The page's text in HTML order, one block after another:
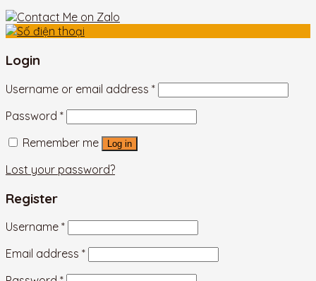
Login
Username or email address *
Password *
Remember me
Log in
Lost your password?
Register
Username *
Email address *